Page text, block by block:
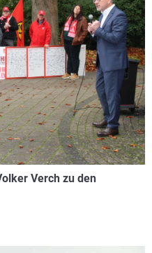
Verch zu den